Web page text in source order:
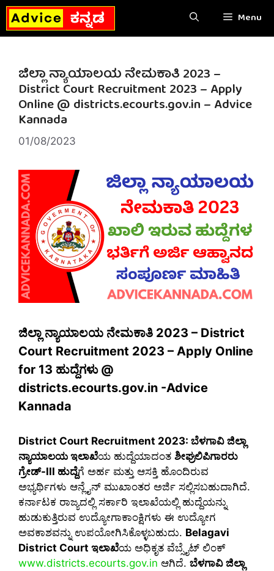
Skip
content
Menu
ಜಿಲ್ಲಾ ನ್ಯಾಯಾಲಯ ನೇಮಕಾತಿ 2023 –
District Court Recruitment 2023 – Apply
Online @ districts.ecourts.gov.in – Advice
Kannada
01/08/2023
ಜಿಲ್ಲಾ ನ್ಯಾಯಾಲಯ ನೇಮಕಾತಿ 2023 – District
Court Recruitment 2023 – Apply Online
for 13 ಹುದ್ದೆಗಳು @
districts.ecourts.gov.in -Advice
Kannada
District Court Recruitment 2023: ಬೆಳಗಾವಿ ಜಿಲ್ಲಾ
ನ್ಯಾಯಾಲಯ ಇಲಾಖೆಯ ಹುದ್ದೆಯಾದಂತ ಶೀಘ್ರಲಿಪಿಗಾರರು
ಗ್ರೇಡ್-III ಹುದ್ದೆಗೆ ಅರ್ಹ ಮತ್ತು ಆಸಕ್ತಿ ಹೊಂದಿರುವ
ಅಭ್ಯರ್ಥಿಗಳು ಆನ್ಲೈನ್ ಮುಖಾಂತರ ಅರ್ಜಿ ಸಲ್ಲಿಸಬಹುದಾಗಿದೆ.
ಕರ್ನಾಟಕ ರಾಜ್ಯದಲ್ಲಿ ಸರ್ಕಾರಿ ಇಲಾಖೆಯಲ್ಲಿ ಹುದ್ದೆಯನ್ನು
ಹುಡುಕುತ್ತಿರುವ ಉದ್ಯೋಗಾಕಾಂಕ್ಷಿಗಳು ಈ ಉದ್ಯೋಗ
ಅವಕಾಶವನ್ನು ಉಪಯೋಗಿಸಿಕೊಳ್ಳಬಹುದು. Belagavi
District Court ಇಲಾಖೆಯ ಅಧಿಕೃತ ವೆಬ್ಸೈಟ್ ಲಿಂಕ್
www.districts.ecourts.gov.in ಆಗಿದೆ. ಬೆಳಗಾವಿ ಜಿಲ್ಲಾ